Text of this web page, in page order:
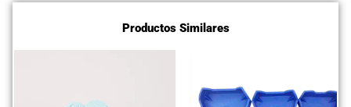
Productos Similares